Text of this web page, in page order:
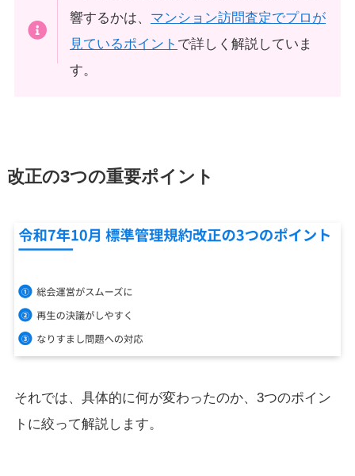
響するかは、 マンション訪問査定でプロが
見ているポイント で詳しく解説していま
す。
改正の3つの重要ポイント
それでは、具体的に何が変わったのか、3つのポイン
トに絞って解説します。